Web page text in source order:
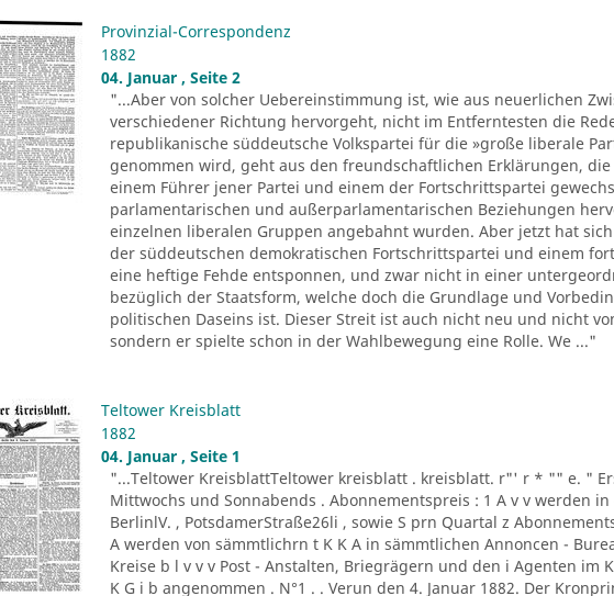
Provinzial-Correspondenz
1882
04. Januar , Seite 2
"...Aber von solcher Uebereinstimmung ist, wie aus neuerlichen
verschiedener Richtung hervorgeht, nicht im Entferntesten die
republikanische süddeutsche Volkspartei für die »große liberale
genommen wird, geht aus den freundschaftlichen Erklärungen,
einem Führer jener Partei und einem der Fortschrittspartei
parlamentarischen und außerparlamentarischen Beziehungen
einzelnen liberalen Gruppen angebahnt wurden. Aber jetzt hat
der süddeutschen demokratischen Fortschrittspartei und einem
eine heftige Fehde entsponnen, und zwar nicht in einer
bezüglich der Staatsform, welche doch die Grundlage und
politischen Daseins ist. Dieser Streit ist auch nicht neu und nicht
sondern er spielte schon in der Wahlbewegung eine Rolle. We ..."
Teltower Kreisblatt
1882
04. Januar , Seite 1
"...Teltower KreisblattTeltower kreisblatt . kreisblatt. r"' r * "" e. "
Mittwochs und Sonnabends . Abonnementspreis : 1 A v v werden
BerlinlV. , PotsdamerStraße26li , sowie S prn Quartal z
A werden von sämmtlichrn t K K A in sämmtlichen Annoncen -
Kreise b l v v v Post - Anstalten, Briegrägern und den i Agenten im
K G i b angenommen . N°1 . . Verun den 4. Januar 1882. Der